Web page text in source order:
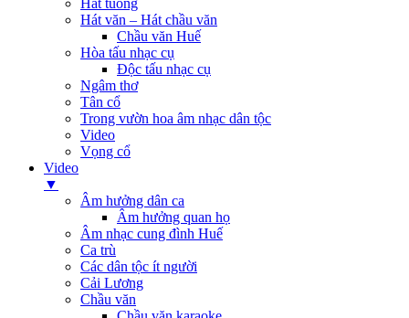
Hát tuồng
Hát văn – Hát chầu văn
Chầu văn Huế
Hòa tấu nhạc cụ
Độc tấu nhạc cụ
Ngâm thơ
Tân cổ
Trong vườn hoa âm nhạc dân tộc
Video
Vọng cổ
Video
▼
Âm hưởng dân ca
Âm hưởng quan họ
Âm nhạc cung đình Huế
Ca trù
Các dân tộc ít người
Cải Lương
Chầu văn